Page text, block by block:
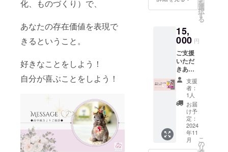
化、ものづくり）で、
あなたの存在価値を表現で
きるということ。
好きなことをしよう！
自分が喜ぶことをしよう！
れた場
合は軽
くポン
ポンと
軽く叩
くよう
に押さ
えて拭
き取っ
てくだ
さい。
引っ
張った
りなど
すると
破損し
てしま
う恐れ
があり
ますの
で、取
り扱い
にはご
注意く
ださ
い。 ※
金具・
プラ
《金具
の色》
シル
バー
《お取
り扱い
につい
て》 ※
メッキ
金属を
使用し
ていま
す。金
具の変
色・金
夫で
す。
ズ》
61cm＋
アジャ
スター
5cm 全
長
67cm
《使用
素材》
紙・紙
専用
コー
ティン
グ剤・
コット
ンパー
2024年
3月
（色が
決まっ
てから
約1ヶ月
でお届
けしま
す） ----
-----------
--------
・※支援
違いの
いいた
しま
す。 制
作～お
届けま
での期
間：
2024年
11月〜
2025年
-----------
・※支援
から支
援時
に、別
途ご協
力費
（7％＋
税）を
いただ
いてお
りま
す。 ・
なお、1
支援あ
たり別
途シス
す。 ----
-----------
--------
・※支援
者の方
から支
援時
に、別
途ご協
力費
（7％＋
税）を
いただ
いてお
りま
で、最
大2回
（2024/
11/9・
10ま
で）
対談
者：ス
タッフ
塩川
配信
先：
Instagr
am・
YouTub
e（同時
配信も
を
選
択
す
る
15,
000 円
ご支援
いただ
きあり
がとう
ござい
ます。
《リ
ターン
特典》
●コン
クー
ル・イ
ベント
支援
者：
1人
お届
け予
定：
2024
年11
月
こ
の
リ